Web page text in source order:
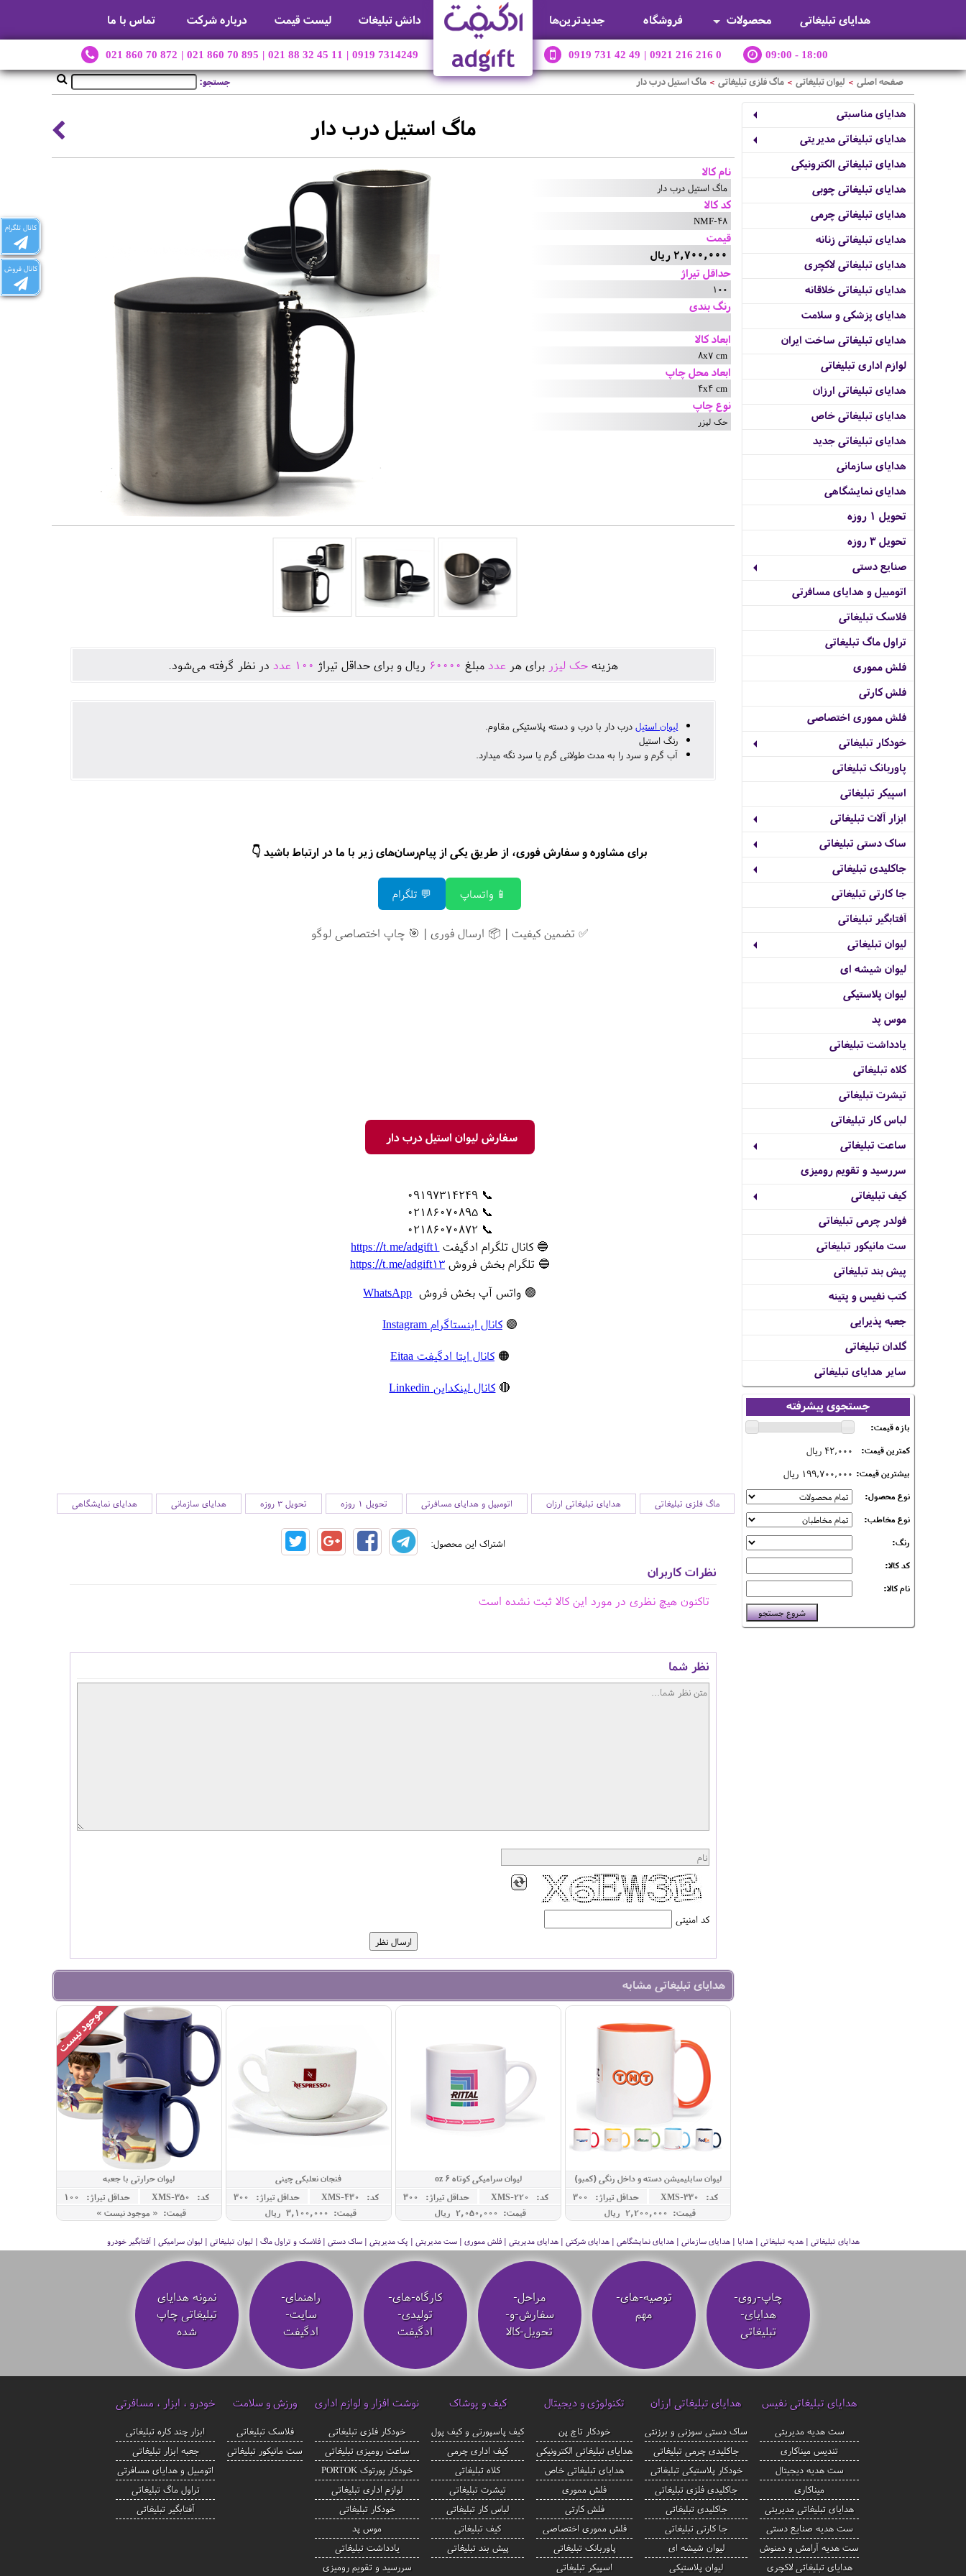
هدایای تبلیغاتی محصولات فروشگاه جديدترين‌ها دانش تبلیغات لیست قیمت درباره شرکت تماس با ما
021 860 70 872 | 021 860 70 895 | 021 88 32 45 11 | 0919 7314249 0919 731 42 49 | 0921 216 216 0 09:00 - 18:00
کانال تلگرام
کانال فروش
جستجو: صفحه اصلی > لیوان تبلیغاتی > ماگ فلزی تبلیغاتی > ماگ استیل درب دار
هدایای مناسبتی
هدایای تبلیغاتی مدیریتی
هدایای تبلیغاتی الکترونیکی
هدایای تبلیغاتی چوبی
هدایای تبلیغاتی چرمی
هدایای تبلیغاتی زنانه
هدایای تبلیغاتی لاکچری
هدایای تبلیغاتی خلاقانه
هدایای پزشکی و سلامت
هدایای تبلیغاتی ساخت ایران
لوازم اداری تبلیغاتی
هدایای تبلیغاتی ارزان
هدایای تبلیغاتی خاص
هدایای تبلیغاتی جدید
هدایای سازمانی
هدایای نمایشگاهی
تحویل 1 روزه
تحویل 3 روزه
صنایع دستی
اتومبیل و هدایای مسافرتی
فلاسک تبلیغاتی
تراول ماگ تبلیغاتی
فلش مموری
فلش کارتی
فلش مموری اختصاصی
خودکار تبلیغاتی
پاوربانک تبلیغاتی
اسپیکر تبلیغاتی
ابزار آلات تبلیغاتی
ساک دستی تبلیغاتی
جاکلیدی تبلیغاتی
جا کارتی تبلیغاتی
آفتابگیر تبلیغاتی
لیوان تبلیغاتی
لیوان شیشه ای
لیوان پلاستیکی
موس پد
یادداشت تبلیغاتی
کلاه تبلیغاتی
تیشرت تبلیغاتی
لباس کار تبلیغاتی
ساعت تبلیغاتی
سررسید و تقویم رومیزی
کیف تبلیغاتی
فولدر چرمی تبلیغاتی
ست مانیکور تبلیغاتی
پیش بند تبلیغاتی
کتب نفیس و پتینه
جعبه پذیرایی
گلدان تبلیغاتی
سایر هدایای تبلیغاتی
جستجوی پیشرفته
بازه قیمت:
کمترین قیمت:
42,000 ریال
بیشترین قیمت: 199,700,000 ریال
نوع محصول:
نوع مخاطب:
رنگ:
کد کالا:
نام کالا:
ماگ استیل درب دار
نام کالا
ماگ استیل درب دار
کد کالا
NMF-48
قیمت
2,700,000 ریال
حداقل تیراژ
100
رنگ بندی
ابعاد کالا
8x7 cm
ابعاد محل چاپ
4x4 cm
نوع چاپ
حک لیزر
هزينه حک لیزر برای هر عدد مبلغ 60000 ريال و برای حداقل تيراژ 100 عدد در نظر گرفته می‌شود.
لیوان استیلدرب دار با درب و دسته پلاستیکی مقاوم.
رنگ استیل
آب گرم و سرد را به مدت طولانی گرم یا سرد نگه میدارد.
برای مشاوره و سفارش فوری، از طریق یکی از پیام‌رسان‌های زیر با ما در ارتباط باشید 👇
📱 واتساپ 💬 تلگرام
✅ تضمین کیفیت | 📦 ارسال فوری | 🎯 چاپ اختصاصی لوگو
سفارش لیوان استیل درب دار
📞 09197314249
📞 02186070895
📞 02186070872
🔵 کانال تلگرام ادگیفت https://t.me/adgift1
🔵 تلگرام بخش فروشhttps://t.me/adgift13
🟢 واتس آپ بخش فروش WhatsApp
🟣کانال اینستاگرام Instagram
🟠کانال ایتا ادگیفت Eitaa
🔴 کانال لینکداین Linkedin
ماگ فلزی تبلیغاتی هدایای تبلیغاتی ارزان اتومبیل و هدایای مسافرتی تحویل 1 روزه تحویل 3 روزه هدایای سازمانی هدایای نمایشگاهی
اشتراک این محصول:
نظرات کاربران
تاکنون هیچ نظری در مورد این کالا ثبت نشده است
نظر شما
کد امنیتی
هدایای تبلیغاتی مشابه
لیوان سابلیمیشن دسته و داخل رنگی (کمبو)
کد: XMS-330
حداقل تيراژ: 300
قیمت: 2,200,000 ريال
لیوان سرامیکی کوتاه 6 oz
کد: XMS-220
حداقل تيراژ: 300
قیمت: 2,050,000 ريال
فنجان نعلبکی چینی
کد: XMS-430
حداقل تيراژ: 300
قیمت: 3,100,000 ريال
لیوان حرارتی با جعبه
کد: XMS-350
حداقل تيراژ: 100
قیمت: « موجود نیست »
هدایای تبلیغاتی | هدیه تبلیغاتی | هدایا | هدایای سازمانی | هدایای نمایشگاهی | هدایای شرکتی | هدایای مدیریتی | فلش مموری | ست مدیریتی | پک مدیریتی | ساک دستی | فلاسک و تراول ماگ | لیوان تبلیغاتی | لیوان سرامیکی | آفتابگیر خودرو
چاپ-روی-
هدایای-
تبلیغاتی
توصیه‌-های-
مهم
مراحل-
سفارش-و-
تحویل-کالا
کارگاه-های-
تولیدی-
ادگیفت
راهنمای-
سایت-
ادگیفت
نمونه هدایای
تبلیغاتی چاپ
شده
هدایای تبلیغاتی نفیس
ست هدیه مدیریتی
تندیس میناکاری
ست هدیه دیجیتال
میناکاری
هدایای تبلیغاتی مدیریتی
ست هدیه صنایع دستی
ست هدیه آرامش و دمنوش
هدایای تبلیغاتی لاکچری
هدایای تبلیغاتی ارزان
ساک دستی سوزنی و برزنتی
جاکلیدی چرمی تبلیغاتی
خودکار پلاستیکی تبلیغاتی
جاکلیدی فلزی تبلیغاتی
جاکلیدی تبلیغاتی
جا کارتی تبلیغاتی
لیوان شیشه ای
لیوان پلاستیکی
تکنولوژی و دیجیتال
خودکار تاچ پن
هدایای تبلیغاتی الکترونیکی
هدایای تبلیغاتی خاص
فلش مموری
فلش کارتی
فلش مموری اختصاصی
پاوربانک تبلیغاتی
اسپیکر تبلیغاتی
کیف و پوشاک
کیف پاسپورتی و کیف پول
کیف اداری چرمی
کلاه تبلیغاتی
تیشرت تبلیغاتی
لباس کار تبلیغاتی
کیف تبلیغاتی
پیش بند تبلیغاتی
نوشت افزار و لوازم اداری
خودکار فلزی تبلیغاتی
ساعت رومیزی تبلیغاتی
خودکار پورتوک PORTOK
لوازم اداری تبلیغاتی
خودکار تبلیغاتی
موس پد
یادداشت تبلیغاتی
سررسید و تقویم رومیزی
ورزش و سلامت
فلاسک تبلیغاتی
ست مانیکور تبلیغاتی
خودرو ، ابزار ، مسافرتی
ابزار چند کاره تبلیغاتی
جعبه ابزار تبلیغاتی
اتومبیل و هدایای مسافرتی
تراول ماگ تبلیغاتی
آفتابگیر تبلیغاتی